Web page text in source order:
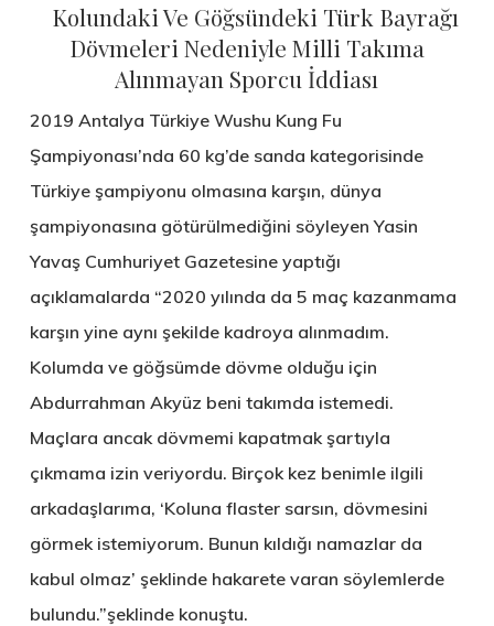
Kolundaki Ve Göğsündeki Türk Bayrağı
Dövmeleri Nedeniyle Milli Takıma
Alınmayan Sporcu İddiası
2019 Antalya Türkiye Wushu Kung Fu
Şampiyonası’nda 60 kg’de sanda kategorisinde
Türkiye şampiyonu olmasına karşın, dünya
şampiyonasına götürülmediğini söyleyen Yasin
Yavaş Cumhuriyet Gazetesine yaptığı
açıklamalarda “2020 yılında da 5 maç kazanmama
karşın yine aynı şekilde kadroya alınmadım.
Kolumda ve göğsümde dövme olduğu için
Abdurrahman Akyüz beni takımda istemedi.
Maçlara ancak dövmemi kapatmak şartıyla
çıkmama izin veriyordu. Birçok kez benimle ilgili
arkadaşlarıma, ‘Koluna flaster sarsın, dövmesini
görmek istemiyorum. Bunun kıldığı namazlar da
kabul olmaz’ şeklinde hakarete varan söylemlerde
bulundu.”şeklinde konuştu.